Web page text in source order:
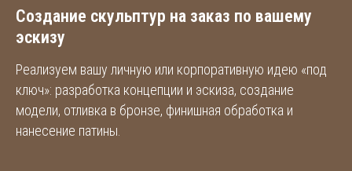
Создание скульптур на заказ по вашему
эскизу
Реализуем вашу личную или корпоративную идею «под
ключ»: разработка концепции и эскиза, создание
модели, отливка в бронзе, финишная обработка и
нанесение патины.